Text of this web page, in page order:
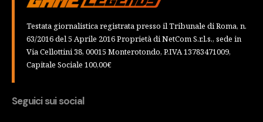
Testata giornalistica registrata presso il Tribunale di Roma, n.
63/2016 del 5 Aprile 2016 Proprietà di NetCom S.r.l.s., sede in
Via Cellottini 38, 00015 Monterotondo, P.IVA 13783471009,
Capitale Sociale 100,00€
Seguici sui social